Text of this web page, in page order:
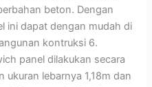
beton. Dengan
ini dapat dengan mudah di
kontruksi 6.
panel dilakukan secara
ukuran lebarnya 1,18m dan